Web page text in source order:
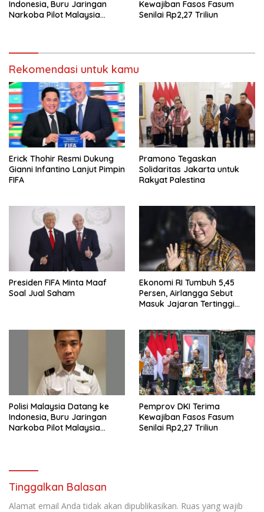
Indonesia, Buru Jaringan
Narkoba Pilot Malaysia
Kewajiban Fasos Fasum
Senilai Rp2,27 Triliun
Rekomendasi untuk kamu
Erick Thohir Resmi Dukung
Gianni Infantino Lanjut Pimpin
FIFA
Pramono Tegaskan
Solidaritas Jakarta untuk
Rakyat Palestina
Presiden FIFA Minta Maaf
Soal Jual Saham
Ekonomi RI Tumbuh 5,45
Persen, Airlangga Sebut
Masuk Jajaran Tertinggi
Polisi Malaysia Datang ke
Indonesia, Buru Jaringan
Narkoba Pilot Malaysia
Pemprov DKI Terima
Kewajiban Fasos Fasum
Senilai Rp2,27 Triliun
Tinggalkan Balasan
Alamat email Anda tidak akan dipublikasikan. Ruas yang wajib